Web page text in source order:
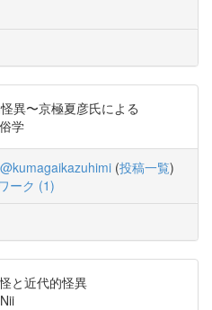
異〜京極夏彦氏による
学
@kumagaikazuhimi (投稿一覧)
ーク (1)
と近代的怪異